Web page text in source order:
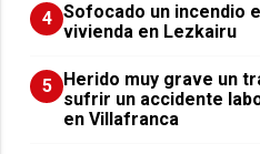
4 Sofocado un incendio
vivienda en Lezkairu
5
Herido muy grave un
sufrir un accidente
en Villafranca